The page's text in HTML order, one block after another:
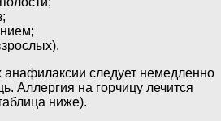
анафилаксии следует немедленно
Аллергия на горчицу лечится
ниже).